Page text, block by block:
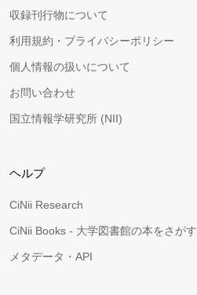
収録刊行物について
利用規約・プライバシーポリシー
個人情報の扱いについて
お問い合わせ
国立情報学研究所 (NII)
ヘルプ
CiNii Research
CiNii Books - 大学図書館の本をさがす
メタデータ・API